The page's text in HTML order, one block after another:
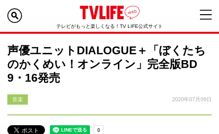
テレビがもっと楽しくなる！TV LIFE公式サイト
声優ユニットDIALOGUE＋「ぼくたち
のかくめい！オンライン」完全版BD
9・16発売
音楽 2020年07月09日